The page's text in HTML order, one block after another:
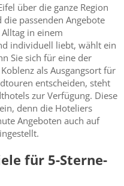
über die ganze Region
passenden Angebote
in einem
individuell liebt, wählt ein
Sie sich für eine der
als Ausgangsort für
entscheiden, steht
zur Verfügung. Diese
denn die Hoteliers
Angeboten auch auf
für 5-Sterne-